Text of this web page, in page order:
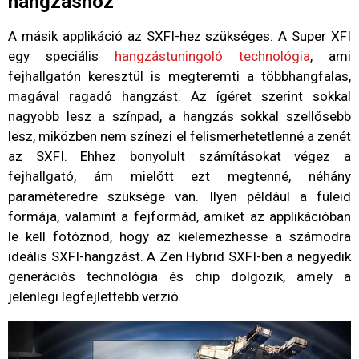
A másik applikáció az SXFI-hez szükséges. A Super XFI
egy speciális hangzástuningoló technológia, ami
fejhallgatón keresztül is megteremti a többhangfalas,
magával ragadó hangzást. Az ígéret szerint sokkal
nagyobb lesz a színpad, a hangzás sokkal szellősebb
lesz, miközben nem színezi el felismerhetetlenné a zenét
az SXFI. Ehhez bonyolult számításokat végez a
fejhallgató, ám mielőtt ezt megtenné, néhány
paraméteredre szüksége van. Ilyen például a füleid
formája, valamint a fejformád, amiket az applikációban
le kell fotóznod, hogy az kielemezhesse a számodra
ideális SXFI-hangzást. A Zen Hybrid SXFI-ben a negyedik
generációs technológia és chip dolgozik, amely a
jelenlegi legfejlettebb verzió.